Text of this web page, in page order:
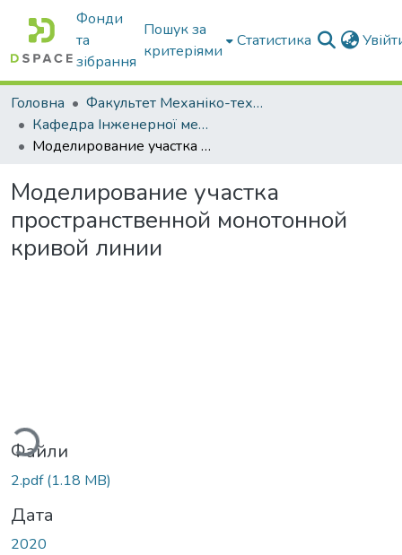
Фонди
та
зібрання
Пошук за
критеріями
Статистика
Головна
Факультет Механіко-технологічний
Кафедра Інженерної механіки та комп'ютерного проектування
Моделирование участка пространственной монотонной кривой линии
Моделирование участка
пространственной монотонной
кривой линии
Вантажиться...
Файли
2.pdf(1.18 MB)
Дата
2020